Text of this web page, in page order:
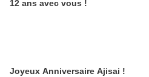
12 ans avec vous !
Joyeux Anniversaire Ajisai !